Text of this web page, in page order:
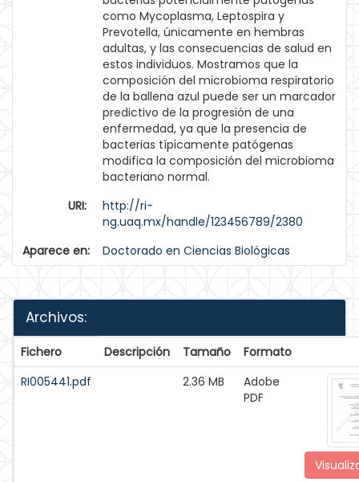
como Mycoplasma, Leptospira y
Prevotella, únicamente en hembras
adultas, y las consecuencias de salud en
estos individuos. Mostramos que la
composición del microbioma respiratorio
de la ballena azul puede ser un marcador
predictivo de la progresión de una
enfermedad, ya que la presencia de
bacterias típicamente patógenas
modifica la composición del microbioma
bacteriano normal.
URI:
http://ri-
ng.uaq.mx/handle/123456789/2380
Aparece en:
Doctorado en Ciencias Biológicas
Archivos:
Fichero Descripción Tamaño
Formato
RI005441.pdf
2.36 MB
Adobe
PDF